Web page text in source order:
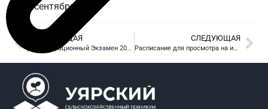
16 сентября, 2021
ПРЕДЫДУЩАЯ
Демонстрационный Экзамен 2021
СЛЕДУЮЩАЯ
Расписание для просмотра на информационном киоске